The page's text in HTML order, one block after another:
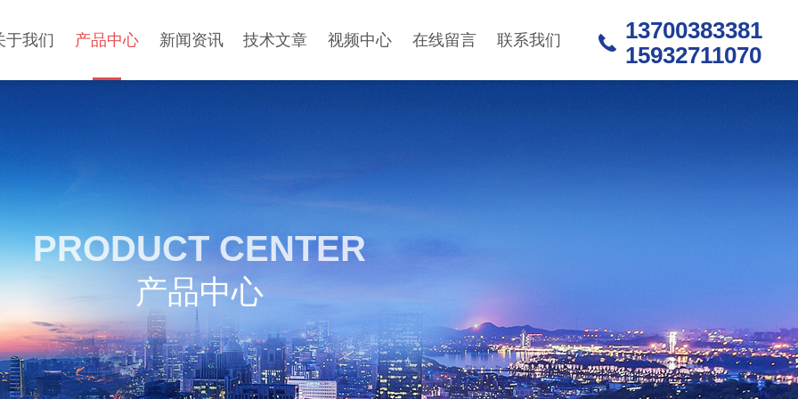
于我们 产品中心 新闻资讯 技术文章 视频中心 在线留言 联系我们
13700383381
15932711070
PRODUCT CENTER
产品中心